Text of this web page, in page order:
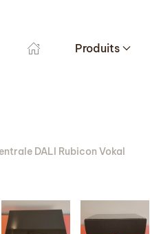
Produits
DALI Rubicon Vokal